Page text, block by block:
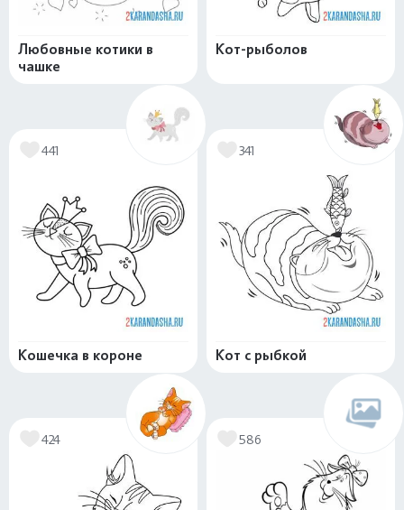
Любовные котики в
чашке
Кот-рыболов
441
Кошечка в короне
341
Кот с рыбкой
424 586